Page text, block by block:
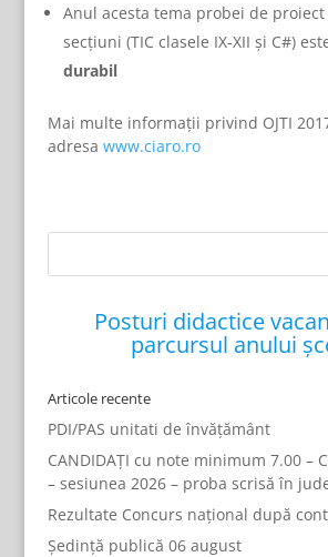
Anul acesta tema probei de
secţiuni (TIC clasele IX-XII și C#)
durabil
Mai multe informații privind OJTI
adresa www.ciaro.ro
Posturi didactice
parcursul anului
Articole recente
PDI/PAS unitati de învățământ
CANDIDAȚI cu note minimum 7.00 –
– sesiunea 2026 – proba scrisă în
Rezultate Concurs național după
Ședință publică 06 august